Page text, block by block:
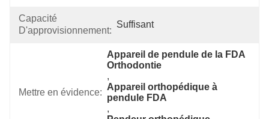
Capacité
D'approvisionnement:
Suffisant
Mettre en évidence:
Appareil de pendule de la FDA
Orthodontie
,
Appareil orthopédique à
pendule FDA
,